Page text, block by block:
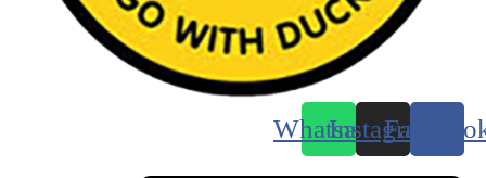
Instagram
Whatsapp